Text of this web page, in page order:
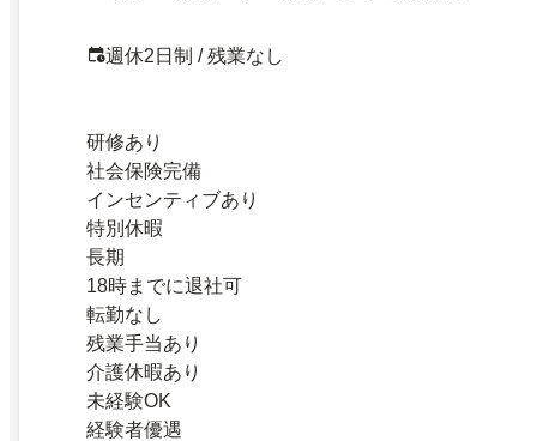
週休2日制 / 残業なし
研修あり
社会保険完備
インセンティブあり
特別休暇
長期
18時までに退社可
転勤なし
残業手当あり
介護休暇あり
未経験OK
経験者優遇